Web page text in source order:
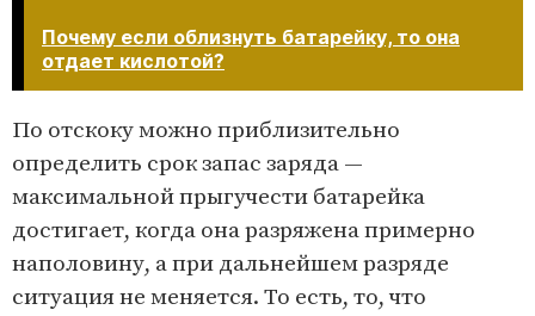
Почему если облизнуть батарейку, то она
отдает кислотой?
По отскоку можно приблизительно
определить срок запас заряда —
максимальной прыгучести батарейка
достигает, когда она разряжена примерно
наполовину, а при дальнейшем разряде
ситуация не меняется. То есть, то, что